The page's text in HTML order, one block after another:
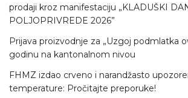
prodaji kroz manifestaciju „KLADUŠKI
POLJOPRIVREDE 2026”
Prijava proizvodnje za „Uzgoj podmlatka
godinu na kantonalnom nivou
FHMZ izdao crveno i narandžasto
temperature: Pročitajte preporuke!